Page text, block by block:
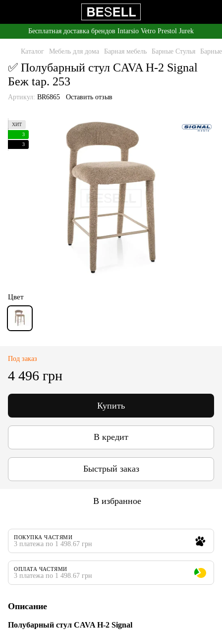
Бесплатная доставка брендов Intarsio Vetro Prestol Jurek
Каталог Мебель для дома Барная мебель Барные Стулья
✅ Полубарный стул CAVA H-2 Signal
Беж tap. 253
Артикул: BR6865 Оставить отзыв
ХИТ
3
3
Цвет
Под заказ
4 496 грн
Купить
В кредит
Быстрый заказ
В избранное
ПОКУПКА ЧАСТЯМИ
3 платежа по 1 498.67 грн
ОПЛАТА ЧАСТЯМИ
3 платежа по 1 498.67 грн
Описание
Полубарный стул CAVA H-2 Signal